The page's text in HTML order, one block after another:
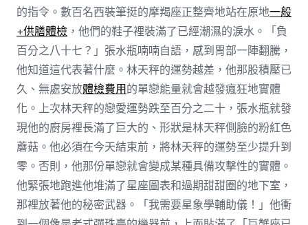
的指令。數百名西裝筆挺的摩羯座正整齊地站在原地一般
+供膳體檢，他們的鞋子裡裝滿了已經潮濕的淚水。「負
百分之八十七？」張水瓶喃喃自語，感到胃部一陣翻騰，
他知道這代表著什麼。林天秤的運勢越差，他那股積壓已
久、無處安放體檢費用的單戀能量就會越發瘋狂地實體
化。上次林天秤的戀愛運勢跌至百分之二十，張水瓶就發
現他的廚房裡長滿了巨大的、形狀是林天秤側臉的粉紅色
蘑菇。他必須在今天結束前，將林天秤的運勢至少提升到
零。否則，他那份單戀就會變成某種具備攻擊性的實體。
他緊張地跑進他堆滿了星座圖表和過期甜甜圈的地下室，
那裡放著他的秘密武器。「我需要星象學輔助儀！」他衝